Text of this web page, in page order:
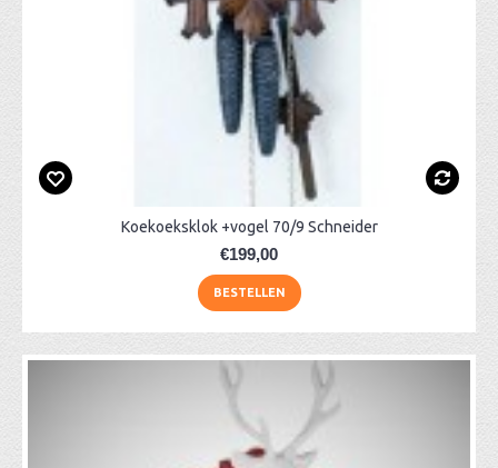
Koekoeksklok +vogel 70/9 Schneider
€199,00
BESTELLEN